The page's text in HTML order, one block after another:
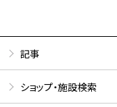
記事
ショップ・施設検索